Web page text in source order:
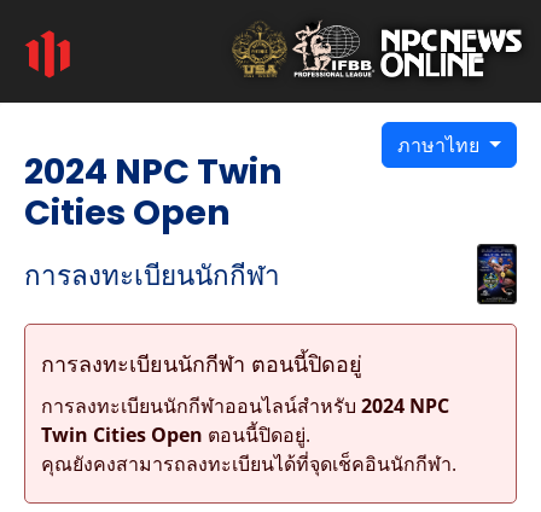
ภาษาไทย
2024 NPC Twin
Cities Open
การลงทะเบียนนักกีฬา
การลงทะเบียนนักกีฬา ตอนนี้ปิดอยู่
การลงทะเบียนนักกีฬาออนไลน์สำหรับ 2024 NPC
Twin Cities Open ตอนนี้ปิดอยู่.
คุณยังคงสามารถลงทะเบียนได้ที่จุดเช็คอินนักกีฬา.